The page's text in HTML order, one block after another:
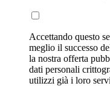
Accettando questo
meglio il successo
la nostra offerta
dati personali
utilizzi già i loro